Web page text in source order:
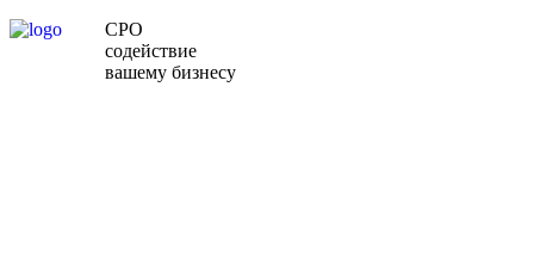
СРО
содействие
вашему бизнесу